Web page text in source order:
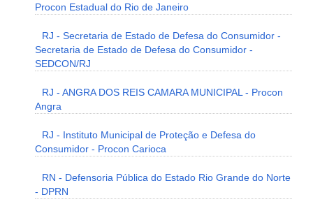
Procon Estadual do Rio de Janeiro
RJ - Secretaria de Estado de Defesa do Consumidor -
Secretaria de Estado de Defesa do Consumidor -
SEDCON/RJ
RJ - ANGRA DOS REIS CAMARA MUNICIPAL - Procon
Angra
RJ - Instituto Municipal de Proteção e Defesa do
Consumidor - Procon Carioca
RN - Defensoria Pública do Estado Rio Grande do Norte
- DPRN